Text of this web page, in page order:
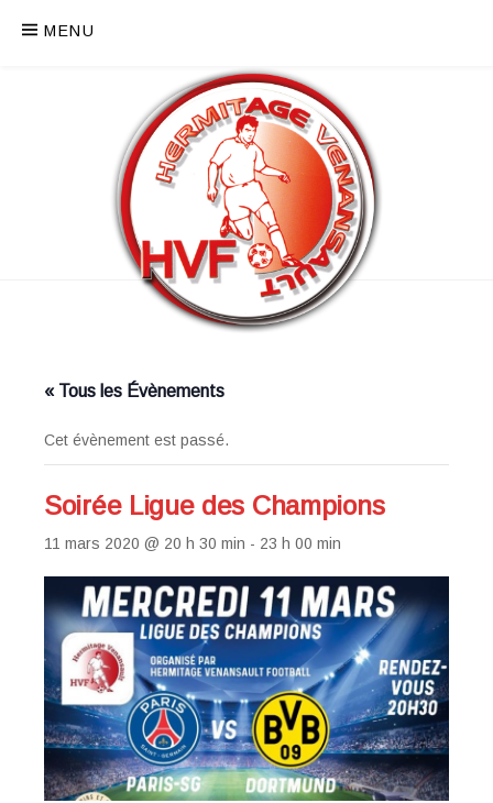
MENU
« Tous les Évènements
Cet évènement est passé.
Soirée Ligue des Champions
11 mars 2020 @ 20 h 30 min - 23 h 00 min